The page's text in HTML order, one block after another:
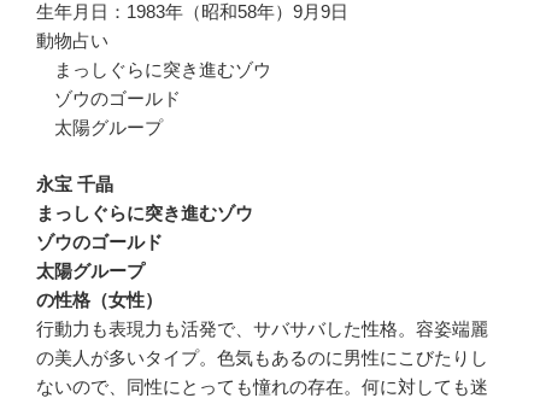
生年月日：1983年（昭和58年）9月9日
動物占い
まっしぐらに突き進むゾウ
ゾウのゴールド
太陽グループ
永宝 千晶
まっしぐらに突き進むゾウ
ゾウのゴールド
太陽グループ
の性格（女性）
行動力も表現力も活発で、サバサバした性格。容姿端麗
の美人が多いタイプ。色気もあるのに男性にこびたりし
ないので、同性にとっても憧れの存在。何に対しても迷